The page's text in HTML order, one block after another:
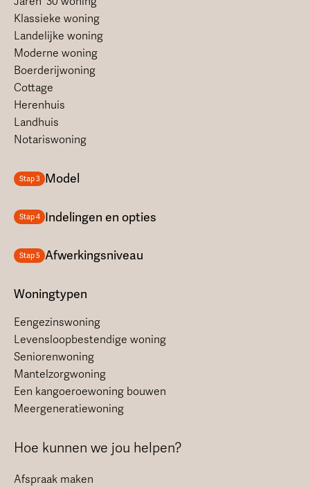
Klassieke woning
Landelijke woning
Moderne woning
Boerderijwoning
Cottage
Herenhuis
Landhuis
Notariswoning
Stap 3 Model
Stap 4 Indelingen en opties
Stap 5 Afwerkingsniveau
Woningtypen
Eengezinswoning
Levensloopbestendige woning
Seniorenwoning
Mantelzorgwoning
Een kangoeroewoning bouwen
Meergeneratiewoning
Hoe kunnen we jou helpen?
Afspraak maken